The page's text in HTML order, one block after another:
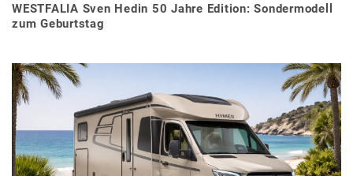
WESTFALIA Sven Hedin 50 Jahre Edition: Sondermodell
zum Geburtstag